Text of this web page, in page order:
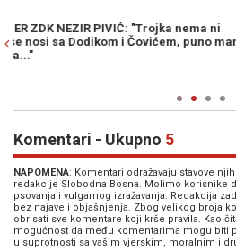
NEZIR PIVIĆ JE OVO MORAO REĆI:
Vladi FBiH, tako lako su dopustili
vlasniku"
Komentari - Ukupno 5
NAPOMENA: Komentari odražavaju stavove
redakcije Slobodna Bosna. Molimo korisnike
psovanja i vulgarnog izražavanja. Redakcija
bez najave i objašnjenja. Zbog velikog broja
obrisati sve komentare koji krše pravila. Kao
mogućnost da među komentarima mogu biti
u suprotnosti sa vašim vjerskim, moralnim i